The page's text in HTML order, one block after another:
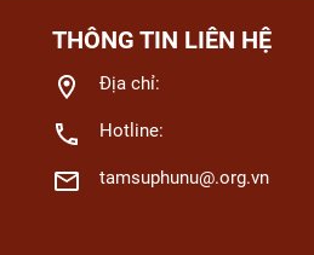
THÔNG TIN LIÊN HỆ
Địa chỉ:
Hotline:
tamsuphunu@.org.vn